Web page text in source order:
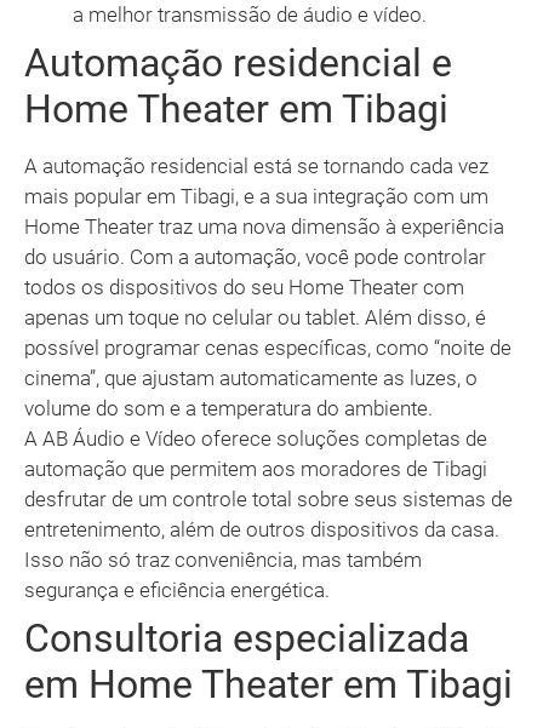
a melhor transmissão de áudio e vídeo.
Automação residencial e
Home Theater em Tibagi
A automação residencial está se tornando cada vez
mais popular em Tibagi, e a sua integração com um
Home Theater traz uma nova dimensão à experiência
do usuário. Com a automação, você pode controlar
todos os dispositivos do seu Home Theater com
apenas um toque no celular ou tablet. Além disso, é
possível programar cenas específicas, como “noite de
cinema”, que ajustam automaticamente as luzes, o
volume do som e a temperatura do ambiente.
A AB Áudio e Vídeo oferece soluções completas de
automação que permitem aos moradores de Tibagi
desfrutar de um controle total sobre seus sistemas de
entretenimento, além de outros dispositivos da casa.
Isso não só traz conveniência, mas também
segurança e eficiência energética.
Consultoria especializada
em Home Theater em Tibagi